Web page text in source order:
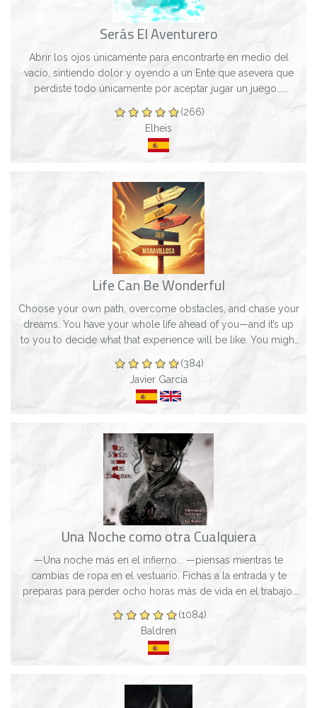
Serás El Aventurero
Abrir los ojos únicamente para encontrarte en medio del
vacío, sintiendo dolor y oyendo a un Ente que asevera que
perdiste todo únicamente por aceptar jugar un juego...
(266)
Elheis
Life Can Be Wonderful
Choose your own path, overcome obstacles, and chase your
dreams. You have your whole life ahead of you—and it’s up
to you to decide what that experience will be like. You might
(384)
Javier García
Una Noche como otra Cualquiera
—Una noche más en el infierno... —piensas mientras te
cambias de ropa en el vestuario. Fichas a la entrada y te
preparas para perder ocho horas más de vida en el trabajo.
(1084)
Baldren